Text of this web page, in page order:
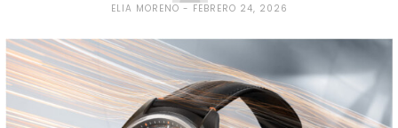
ELIA MORENO FEBRERO 24, 2026